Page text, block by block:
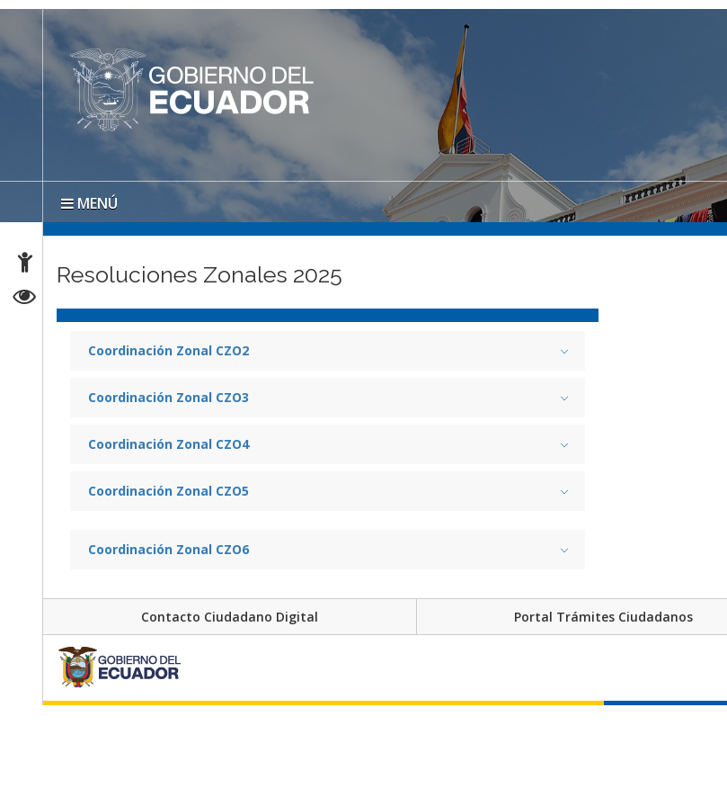
MENÚ
Resoluciones Zonales 2025
Coordinación Zonal CZO2
Coordinación Zonal CZO3
Coordinación Zonal CZO4
Coordinación Zonal CZO5
Coordinación Zonal CZO6
Contacto Ciudadano Digital Portal Trámites Ciudadanos